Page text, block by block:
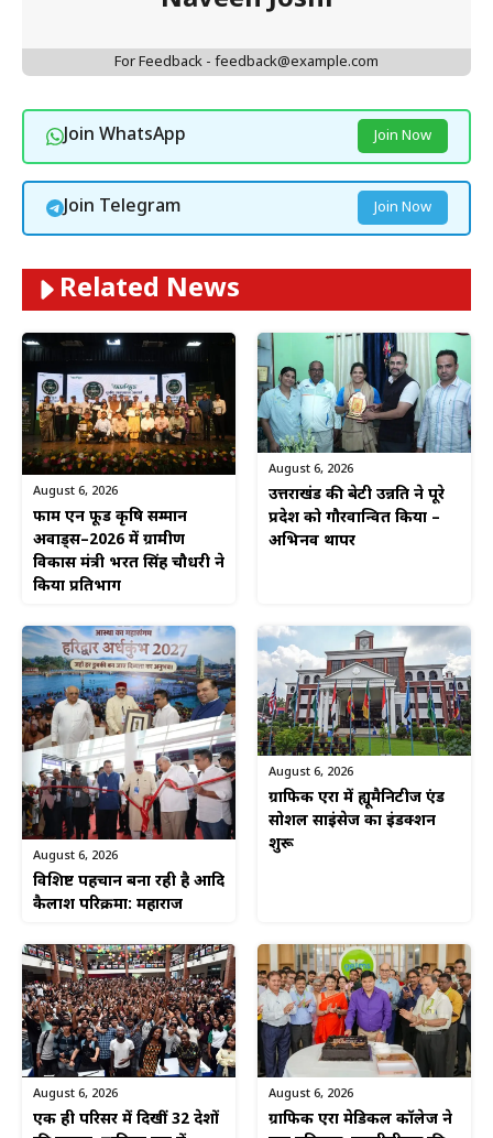
For Feedback - feedback@example.com
Join WhatsApp Join Now
Join Telegram Join Now
Related News
August 6, 2026
फार्म एन फूड कृषि सम्मान
अवार्ड्स–2026 में ग्रामीण
विकास मंत्री भरत सिंह चौधरी ने
किया प्रतिभाग
August 6, 2026
उत्तराखंड की बेटी उन्नति ने पूरे
प्रदेश को गौरवान्वित किया –
अभिनव थापर
August 6, 2026
विशिष्ट पहचान बना रही है आदि
कैलाश परिक्रमा: महाराज
August 6, 2026
ग्राफिक एरा में ह्यूमैनिटीज एंड
सोशल साइंसेज का इंडक्शन
शुरू
August 6, 2026
एक ही परिसर में दिखीं 32 देशों
August 6, 2026
ग्राफिक एरा मेडिकल कॉलेज ने